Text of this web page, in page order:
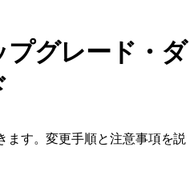
グレード・ダ
ます。変更手順と注意事項を説